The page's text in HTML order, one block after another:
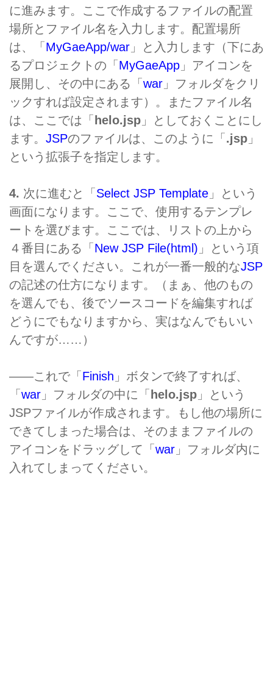
に進みます。ここで作成するファイルの配置
場所とファイル名を入力します。配置場所
は、「 MyGaeApp/war 」と入力します（下にあ
るプロジェクトの「 MyGaeApp 」アイコンを
展開し、その中にある「 war 」フォルダをクリ
ックすれば設定されます）。またファイル名
は、ここでは「 helo.jsp 」としておくことにし
ます。 JSPのファイルは、このように「 .jsp 」
という拡張子を指定します。
4. 次に進むと「 Select JSP Template 」という
画面になります。ここで、使用するテンプレ
ートを選びます。ここでは、リストの上から
４番目にある「 New JSP File(html) 」という項
目を選んでください。これが一番一般的なJSP
の記述の仕方になります。（まぁ、他のもの
を選んでも、後でソースコードを編集すれば
どうにでもなりますから、実はなんでもいい
んですが……）
――これで「 Finish 」ボタンで終了すれば、
「 war 」フォルダの中に「 helo.jsp 」という
JSPファイルが作成されます。もし他の場所に
できてしまった場合は、そのままファイルの
アイコンをドラッグして「 war 」フォルダ内に
入れてしまってください。